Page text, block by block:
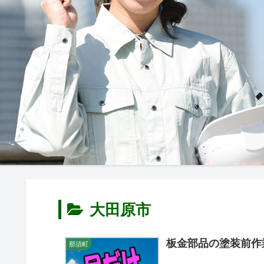
大田原市
那須町 板金部品の塗装前